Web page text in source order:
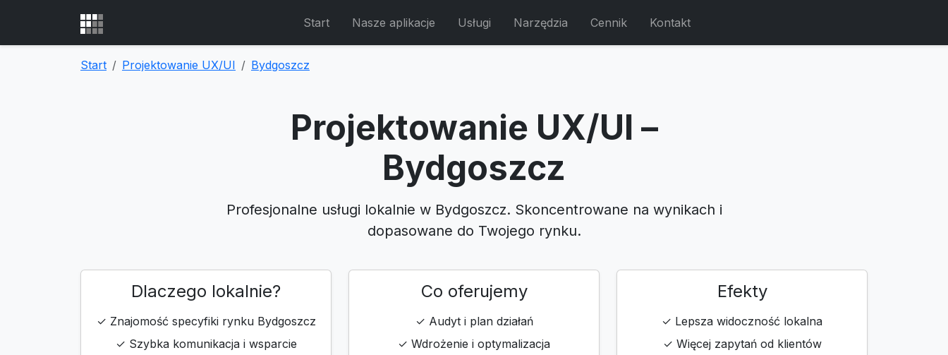
Start Nasze aplikacje Usługi Narzędzia Cennik Kontakt
Start Projektowanie UX/UI Bydgoszcz
Projektowanie UX/UI –
Bydgoszcz
Profesjonalne usługi lokalnie w Bydgoszcz. Skoncentrowane na wynikach i
dopasowane do Twojego rynku.
Dlaczego lokalnie?
✓ Znajomość specyfiki rynku Bydgoszcz
✓ Szybka komunikacja i wsparcie
Co oferujemy
✓ Audyt i plan działań
✓ Wdrożenie i optymalizacja
Efekty
✓ Lepsza widoczność lokalna
✓ Więcej zapytań od klientów